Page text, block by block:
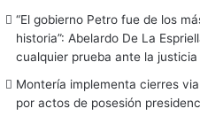
“El gobierno Petro fue de los
historia”: Abelardo De La
cualquier prueba ante la justicia
Montería implementa cierres
por actos de posesión